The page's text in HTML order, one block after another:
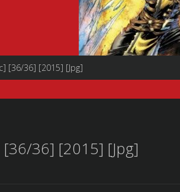
[36/36] [2015] [Jpg]
36] [2015] [Jpg]